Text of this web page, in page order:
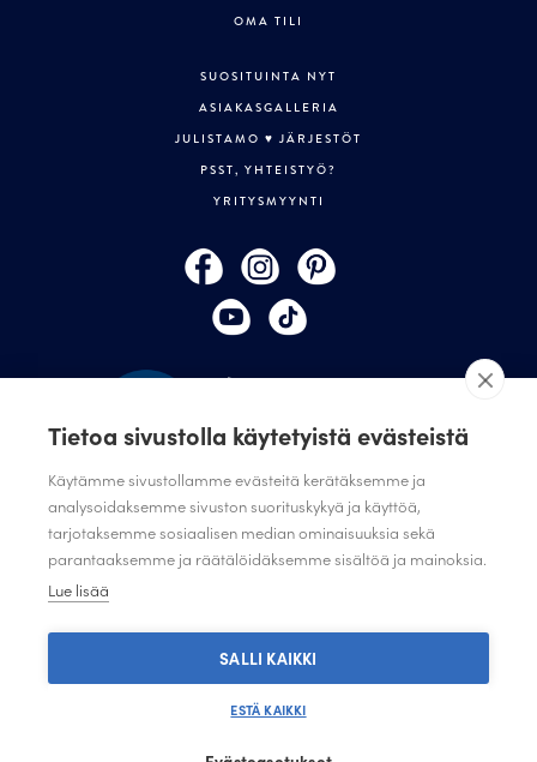
OMA TILI
SUOSITUINTA NYT
ASIAKASGALLERIA
JULISTAMO ♥ JÄRJESTÖT
PSST, YHTEISTYÖ?
YRITYSMYYNTI
TILAA JULISTAMON UUTISKIRJE
ANNA PALAUTETTA
Tietoa sivustolla käytetyistä evästeistä
Käytämme sivustollamme evästeitä kerätäksemme ja
analysoidaksemme sivuston suorituskykyä ja käyttöä,
tarjotaksemme sosiaalisen median ominaisuuksia sekä
parantaaksemme ja räätälöidäksemme sisältöä ja mainoksia.
Lue lisää
SALLI KAIKKI
ESTÄ KAIKKI